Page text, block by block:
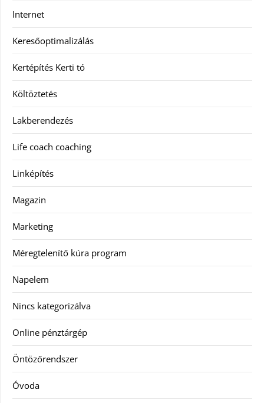
Internet
Keresőoptimalizálás
Kertépítés Kerti tó
Költöztetés
Lakberendezés
Life coach coaching
Linképítés
Magazin
Marketing
Méregtelenítő kúra program
Napelem
Nincs kategorizálva
Online pénztárgép
Öntözőrendszer
Óvoda